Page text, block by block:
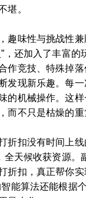
堪。
趣味性与挑战性
，还加入了丰富的
作竞技、特殊掉
发现新乐趣。每
的机械操作。这
而不只是枯燥的重
折扣没有时间上
全天候收获资源。
折扣，真正帮你实
能算法还能根据